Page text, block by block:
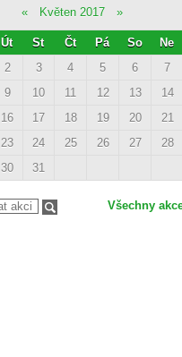
« Květen 2017 »
Út St Čt Pá So
Ne
2 3 4 5 6
7
9 10 11 12 13
14
16 17 18 19 20
21
23 24 25 26 27
28
30 31
Všechny